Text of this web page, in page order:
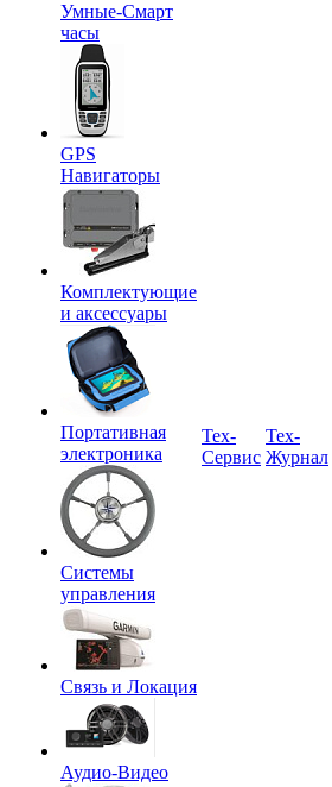
Умные-Смарт
часы
GPS
Навигаторы
Комплектующие
и аксессуары
Портативная
электроника
Системы
управления
Связь и Локация
Аудио-Видео
Tex-
Сервис
Тех-
Журнал